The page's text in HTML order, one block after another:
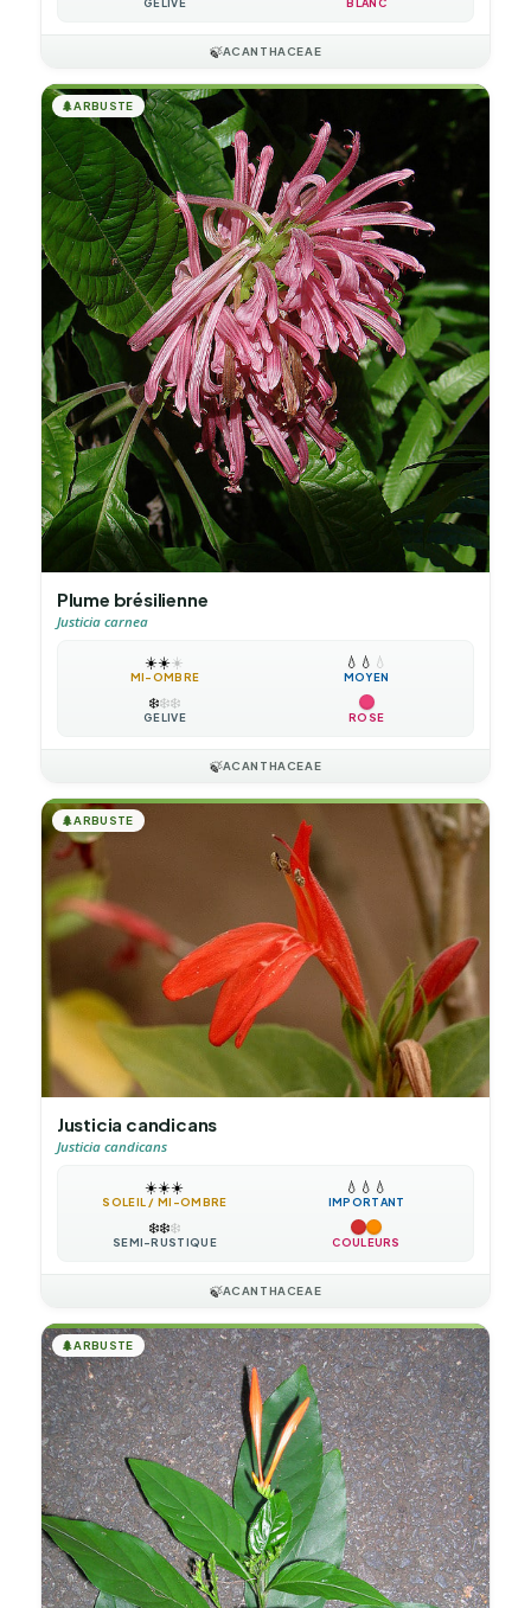
GÉLIVE BLANC
🍃ACANTHACEAE
🌲ARBUSTE
Plume brésilienne
Justicia carnea
☀️☀️☀️
MI-OMBRE
💧 💧 💧
MOYEN
❄️❄️❄️
GÉLIVE ROSE
🍃ACANTHACEAE
🌲ARBUSTE
Justicia candicans
Justicia candicans
☀️☀️☀️
SOLEIL / MI-OMBRE
💧 💧 💧
IMPORTANT
❄️❄️❄️
SEMI-RUSTIQUE COULEURS
🍃ACANTHACEAE
🌲ARBUSTE